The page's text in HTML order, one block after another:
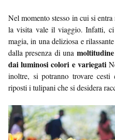
Nel momento stesso in cui si
la visita vale il viaggio. Infatti, ci
magia, in una deliziosa e
dalla presenza di una
dai luminosi colori e variegati
inoltre, si potranno trovare cesti
riposti i tulipani che si desidera